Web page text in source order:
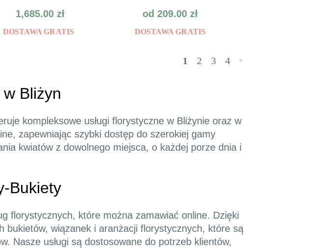
1,685.00 zł
DOSTAWA GRATIS
od 209.00 zł
DOSTAWA GRATIS
1 2 3 4 »
w Bliżyn
kompleksowe usługi florystyczne w Bliżynie oraz w
zapewniając szybki dostęp do szerokiej gamy
kwiatów z dowolnego miejsca, o każdej porze dnia i
Bukiety
florystycznych, które można zamawiać online. Dzięki
bukietów, wiązanek i aranżacji florystycznych, które są
Nasze usługi są dostosowane do potrzeb klientów,